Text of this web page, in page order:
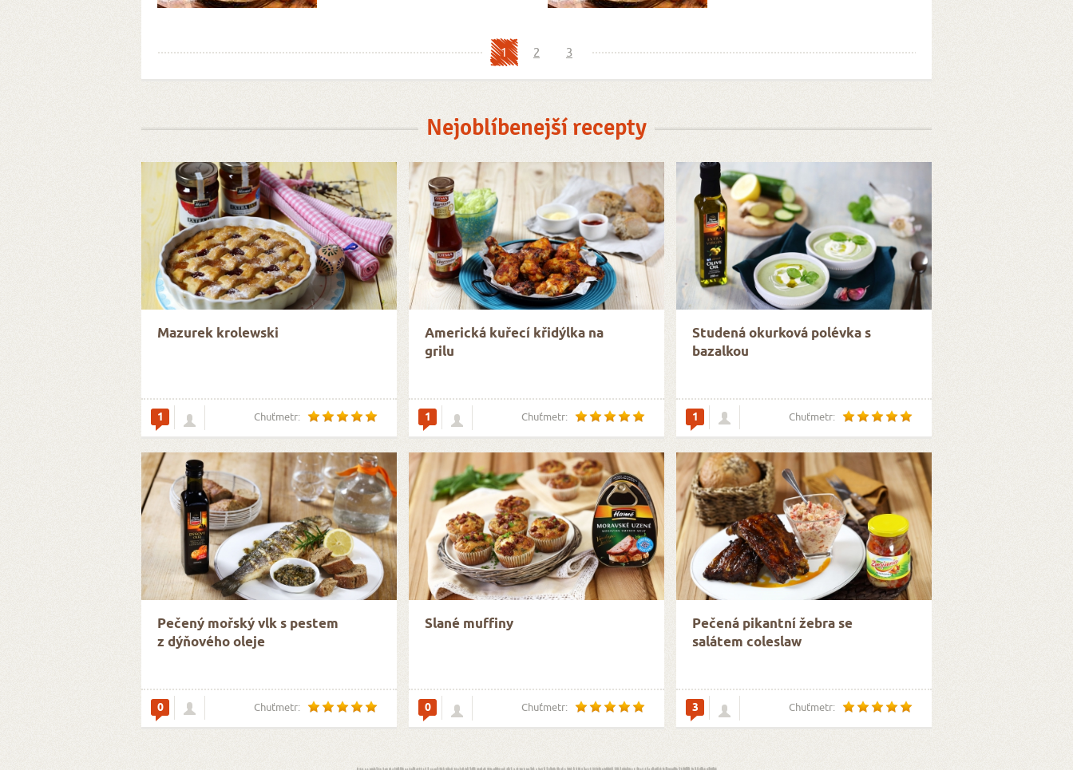
1 2 3
Nejoblíbenejší recepty
Mazurek krolewski
1 Chuťmetr:
Americká kuřecí křidýlka na
grilu
1 Chuťmetr:
Studená okurková polévka s
bazalkou
1 Chuťmetr:
Pečený mořský vlk s pestem
z dýňového oleje
0 Chuťmetr:
Slané muffiny
0 Chuťmetr:
Pečená pikantní žebra se
salátem coleslaw
3 Chuťmetr: